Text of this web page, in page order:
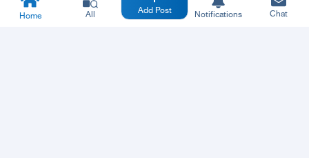
Home All Add Post Notifications Chat